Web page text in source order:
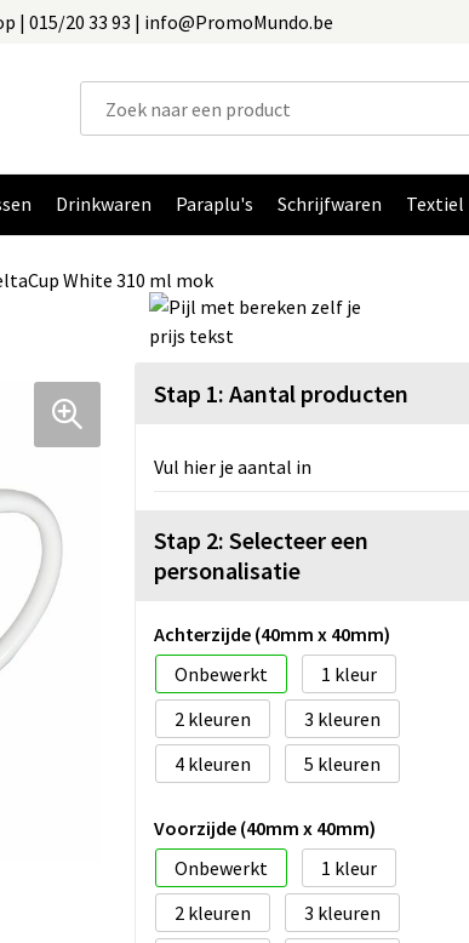
| 015/20 33 93 | info@PromoMundo.be
Drinkwaren Paraplu's Schrijfwaren Textiel
White 310 ml mok
Stap 1: Aantal producten
Vul hier je aantal in
Stap 2: Selecteer een
personalisatie
Achterzijde (40mm x 40mm)
Onbewerkt
1
2
3
4
5
Voorzijde (40mm x 40mm)
Onbewerkt
1
2
3